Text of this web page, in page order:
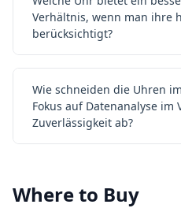
Verhältnis, wenn man ihre
berücksichtigt?
Wie schneiden die Uhren
Fokus auf Datenanalyse im
Zuverlässigkeit ab?
Where to Buy